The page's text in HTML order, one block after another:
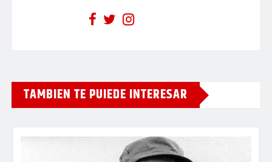
TAMBIEN TE PUIEDE INTERESAR